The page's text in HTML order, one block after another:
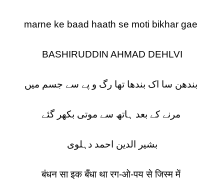
marne ke baad haath se moti bikhar gae
BASHIRUDDIN AHMAD DEHLVI
بشیر الدین احمد دہلوی
बंधन सा इक बँधा था रग-ओ-पय से जिस्म में